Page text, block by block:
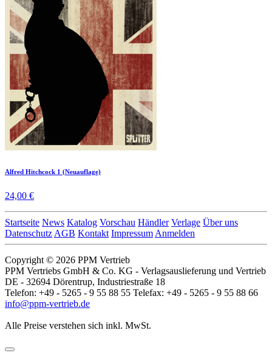
Alfred Hitchcock 1 (Neuauflage)
24,00 €
Startseite News Katalog Vorschau Händler Verlage Über uns
Datenschutz AGB Kontakt Impressum Anmelden
Copyright © 2026 PPM Vertrieb
PPM Vertriebs GmbH & Co. KG - Verlagsauslieferung und Vertrieb
DE - 32694 Dörentrup, Industriestraße 18
Telefon: +49 - 5265 - 9 55 88 55 Telefax: +49 - 5265 - 9 55 88 66
info@ppm-vertrieb.de
Alle Preise verstehen sich inkl. MwSt.